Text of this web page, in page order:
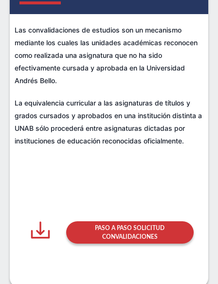
Las convalidaciones de estudios son un mecanismo
mediante los cuales las unidades académicas reconocen
como realizada una asignatura que no ha sido
efectivamente cursada y aprobada en la Universidad
Andrés Bello.
La equivalencia curricular a las asignaturas de títulos y
grados cursados y aprobados en una institución distinta a
UNAB sólo procederá entre asignaturas dictadas por
instituciones de educación reconocidas oficialmente.
PASO A PASO SOLICITUD
CONVALIDACIONES